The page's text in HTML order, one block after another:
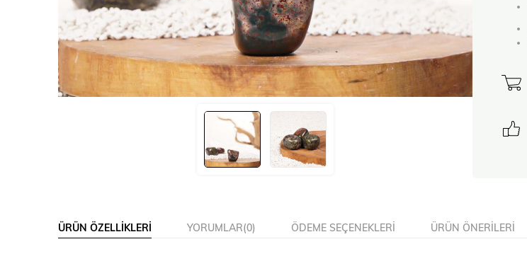
ÜRÜN ÖZELLIKLERI YORUMLAR(0) ÖDEME SEÇENEKLERI ÜRÜN ÖNERILERI